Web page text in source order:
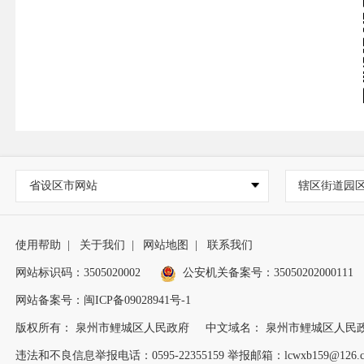
省设区市网站 辖区街道园
使用帮助 关于我们 网站地图 联系我们
网站标识码：3505020002 公安机关备案号：35050202000111
网站备案号：闽ICP备09028941号-1
版权所有： 泉州市鲤城区人民政府 中文域名： 泉州市鲤城区人民
违法和不良信息举报电话：0595-22355159 举报邮箱：